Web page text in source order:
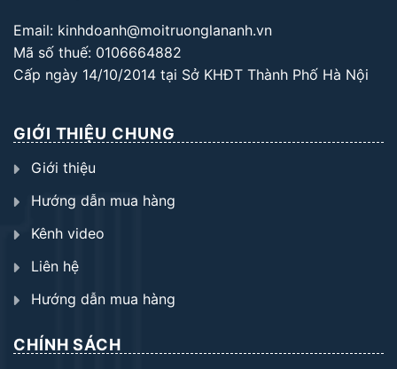
Email: kinhdoanh@moitruonglananh.vn
Mã số thuế: 0106664882
Cấp ngày 14/10/2014 tại Sở KHĐT Thành Phố Hà Nội
GIỚI THIỆU CHUNG
Giới thiệu
Hướng dẫn mua hàng
Kênh video
Liên hệ
Hướng dẫn mua hàng
CHÍNH SÁCH